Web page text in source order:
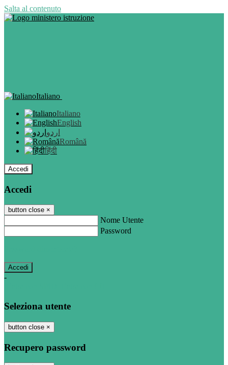
Salta al contenuto
Italiano
Italiano
English
اردو
Română
हिंदी
Accedi
Accedi
button close ×
Nome Utente
Password
-
Seleziona utente
button close ×
Recupero password